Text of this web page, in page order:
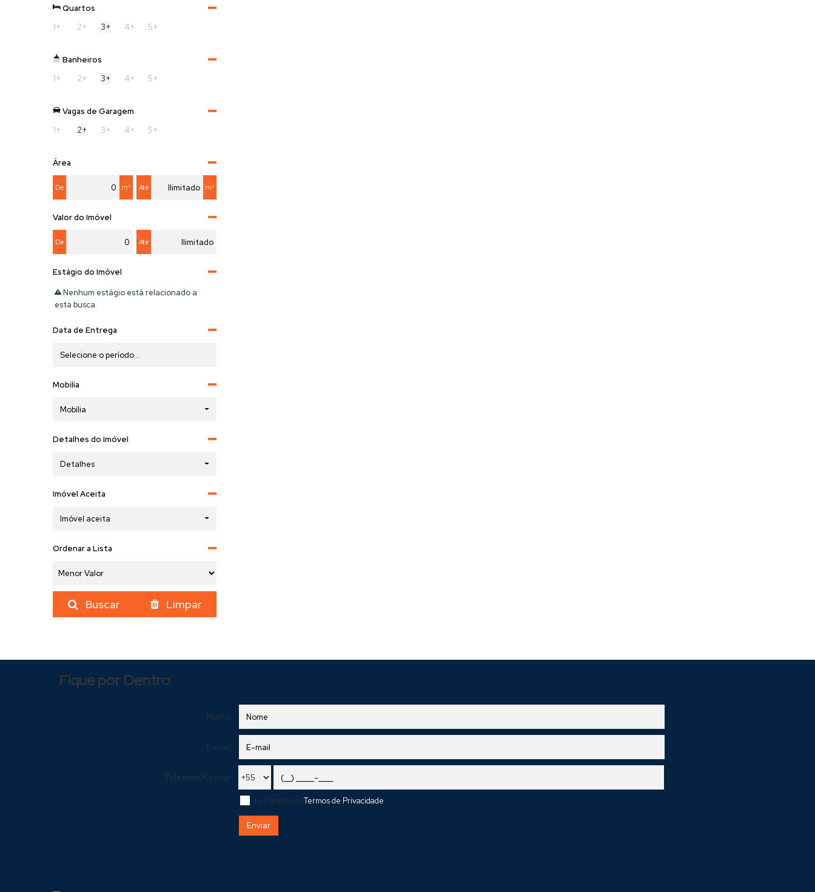
Quartos
1+
2+ 3+ 4+ 5+
Banheiros
1+
2+ 3+ 4+ 5+
Vagas de Garagem
1+
2+ 3+ 4+ 5+
Área
De m² Até m²
Valor do Imóvel
De Até
Estágio do Imóvel
Nenhum estágio está relacionado a
esta busca.
Data de Entrega
Mobilia
Mobília
Detalhes do Imóvel
Detalhes
Imóvel Aceita
Imóvel aceita
Ordenar a Lista
Buscar Limpar
Fique por Dentro
Nome:
E-mail:
Telefone/Celular:
Li e aceito osTermos de Privacidade